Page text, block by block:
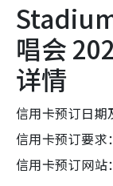
唱会
详情
信用卡预订日
信用卡预订要
信用卡预订网